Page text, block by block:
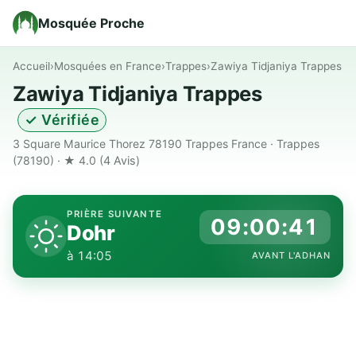
Mosquée Proche
Accueil›Mosquées en France›Trappes›Zawiya Tidjaniya Trappes
Zawiya Tidjaniya Trappes
✓ Vérifiée
3 Square Maurice Thorez 78190 Trappes France · Trappes
(78190) · ★ 4.0 (4 Avis)
PRIÈRE SUIVANTE
Dohr
à 14:05
09:00:40
AVANT L'ADHAN